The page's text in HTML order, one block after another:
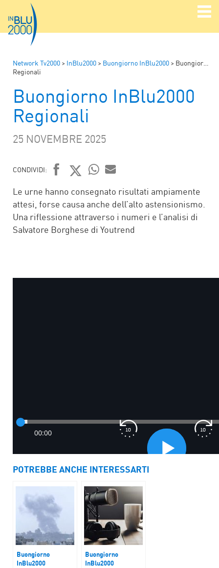
Network Tv2000 > InBlu2000 > Buongiorno InBlu2000 > Buongiorno InBlu2000
Regionali
Buongiorno InBlu2000
Regionali
25 NOVEMBRE 2025
CONDIVIDI:
FACEBOOK
TWITTER
WHATSAPP
MAIL
Le urne hanno consegnato risultati ampiamente
attesi, forse causa anche dell’alto astensionismo.
Una riflessione attraverso i numeri e l’analisi di
Salvatore Borghese di Youtrend
POTREBBE ANCHE INTERESSARTI
Buongiorno
InBlu2000
Buongiorno
InBlu2000